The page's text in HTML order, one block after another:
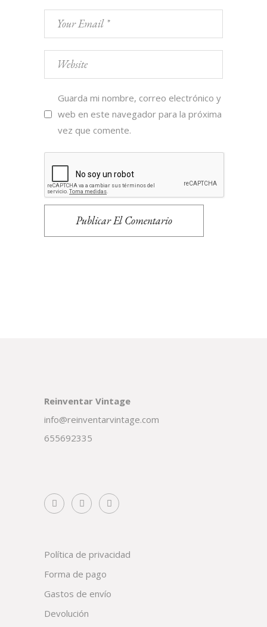
Guarda mi nombre, correo electrónico y
web en este navegador para la próxima
vez que comente.
Publicar El Comentario
Reinventar Vintage
info@reinventarvintage.com
655692335
Política de privacidad
Forma de pago
Gastos de envío
Devolución